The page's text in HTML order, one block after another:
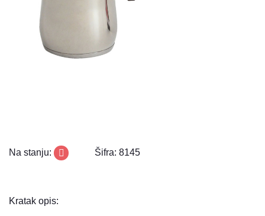
Na stanju: Šifra: 8145
Kratak opis: